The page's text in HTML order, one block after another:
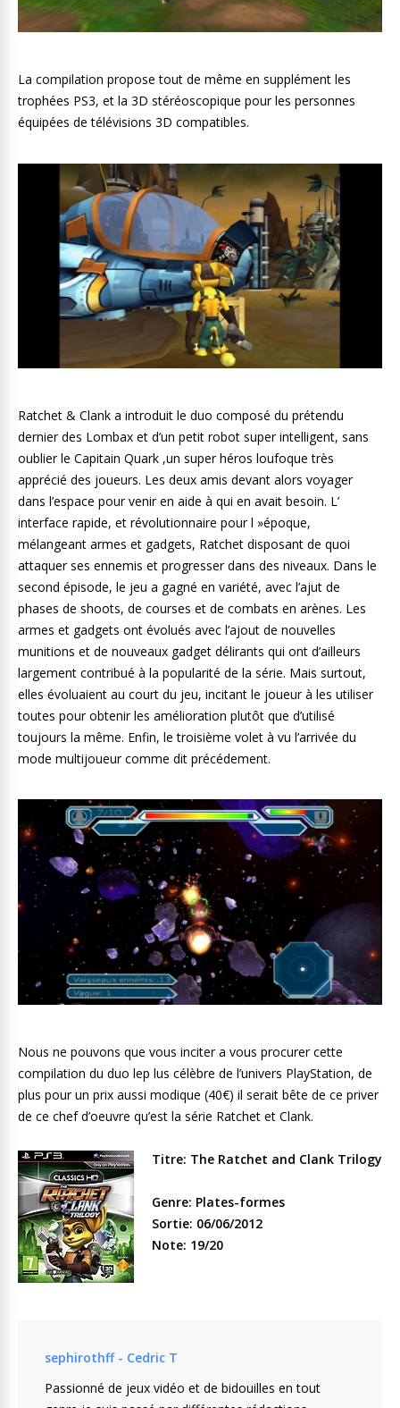
La compilation propose tout de même en supplément les
trophées PS3, et la 3D stéréoscopique pour les personnes
équipées de télévisions 3D compatibles.
Ratchet & Clank a introduit le duo composé du prétendu
dernier des Lombax et d’un petit robot super intelligent, sans
oublier le Capitain Quark ,un super héros loufoque très
apprécié des joueurs. Les deux amis devant alors voyager
dans l’espace pour venir en aide à qui en avait besoin. L’
interface rapide, et révolutionnaire pour l »époque,
mélangeant armes et gadgets, Ratchet disposant de quoi
attaquer ses ennemis et progresser dans des niveaux. Dans le
second épisode, le jeu a gagné en variété, avec l’ajut de
phases de shoots, de courses et de combats en arènes. Les
armes et gadgets ont évolués avec l’ajout de nouvelles
munitions et de nouveaux gadget délirants qui ont d’ailleurs
largement contribué à la popularité de la série. Mais surtout,
elles évoluaient au court du jeu, incitant le joueur à les utiliser
toutes pour obtenir les amélioration plutôt que d’utilisé
toujours la même. Enfin, le troisième volet à vu l’arrivée du
mode multijoueur comme dit précédement.
Nous ne pouvons que vous inciter a vous procurer cette
compilation du duo lep lus célèbre de l’univers PlayStation, de
plus pour un prix aussi modique (40€) il serait bête de ce priver
de ce chef d’oeuvre qu’est la série Ratchet et Clank.
Titre: The Ratchet and Clank Trilogy
Genre: Plates-formes
Sortie: 06/06/2012
Note: 19/20
sephirothff - Cedric T
Passionné de jeux vidéo et de bidouilles en tout